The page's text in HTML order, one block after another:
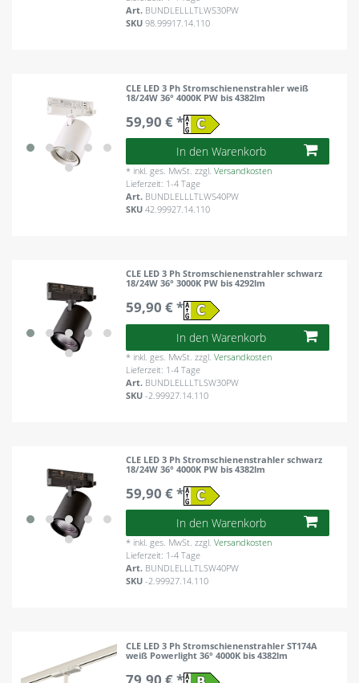
Art. BUNDLELLLTLWS30PW
SKU98.99917.14.110
CLE LED 3 Ph Stromschienenstrahler weiß
18/24W 36° 4000K PW bis 4382lm
59,90 € *
In den Warenkorb
* inkl. ges. MwSt. zzgl.Versandkosten
Lieferzeit: 1-4 Tage
Art. BUNDLELLLTLWS40PW
SKU42.99927.14.110
CLE LED 3 Ph Stromschienenstrahler schwarz
18/24W 36° 3000K PW bis 4292lm
59,90 € *
In den Warenkorb
* inkl. ges. MwSt. zzgl.Versandkosten
Lieferzeit: 1-4 Tage
Art. BUNDLELLLTLSW30PW
SKU-2.99927.14.110
CLE LED 3 Ph Stromschienenstrahler schwarz
18/24W 36° 4000K PW bis 4382lm
59,90 € *
In den Warenkorb
* inkl. ges. MwSt. zzgl.Versandkosten
Lieferzeit: 1-4 Tage
Art. BUNDLELLLTLSW40PW
SKU-2.99927.14.110
CLE LED 3 Ph Stromschienenstrahler ST174A
weiß Powerlight 36° 4000K bis 4382lm
79,90 € *